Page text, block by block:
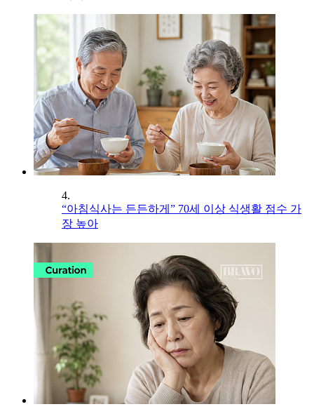
4.
“아침식사는 든든하게” 70세 이상 식생활 점수 가
장 높아